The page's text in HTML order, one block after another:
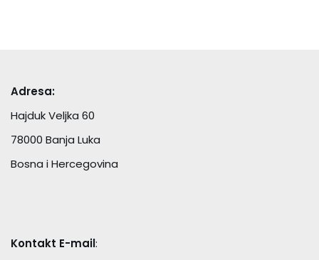
Adresa:
Hajduk Veljka 60
78000 Banja Luka
Bosna i Hercegovina
Kontakt E-mail: